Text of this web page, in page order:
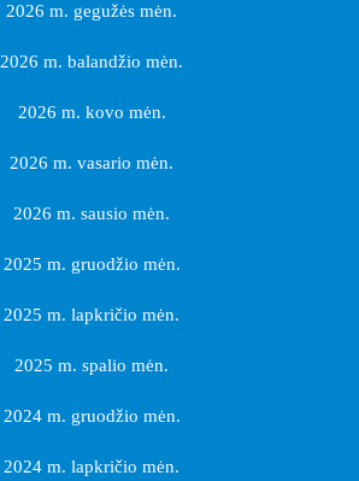
2026 m. gegužės mėn.
2026 m. balandžio mėn.
2026 m. kovo mėn.
2026 m. vasario mėn.
2026 m. sausio mėn.
2025 m. gruodžio mėn.
2025 m. lapkričio mėn.
2025 m. spalio mėn.
2024 m. gruodžio mėn.
2024 m. lapkričio mėn.